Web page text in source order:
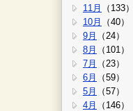
11月
（133）
10月
（40）
9月
（24）
8月
（101）
7月
（23）
6月
（59）
5月
（57）
4月
（146）